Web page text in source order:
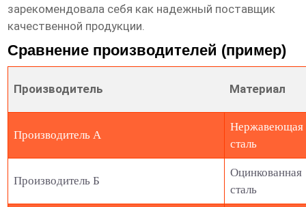
зарекомендовала себя как надежный поставщик
качественной продукции.
Сравнение производителей (пример)
Производитель Материал
Производитель А
Нержавеющая
сталь
Производитель Б
Оцинкованная
сталь